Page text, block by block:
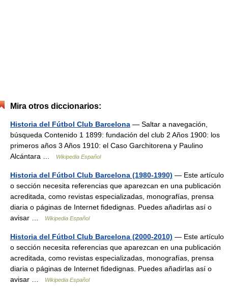
Mira otros diccionarios:
Historia del Fútbol Club Barcelona — Saltar a navegación,
búsqueda Contenido 1 1899: fundación del club 2 Años 1900: los
primeros años 3 Años 1910: el Caso Garchitorena y Paulino
Alcántara …
Wikipedia Español
Historia del Fútbol Club Barcelona (1980-1990) — Este artículo
o sección necesita referencias que aparezcan en una publicación
acreditada, como revistas especializadas, monografías, prensa
diaria o páginas de Internet fidedignas. Puedes añadirlas así o
avisar …
Wikipedia Español
Historia del Fútbol Club Barcelona (2000-2010) — Este artículo
o sección necesita referencias que aparezcan en una publicación
acreditada, como revistas especializadas, monografías, prensa
diaria o páginas de Internet fidedignas. Puedes añadirlas así o
avisar …
Wikipedia Español